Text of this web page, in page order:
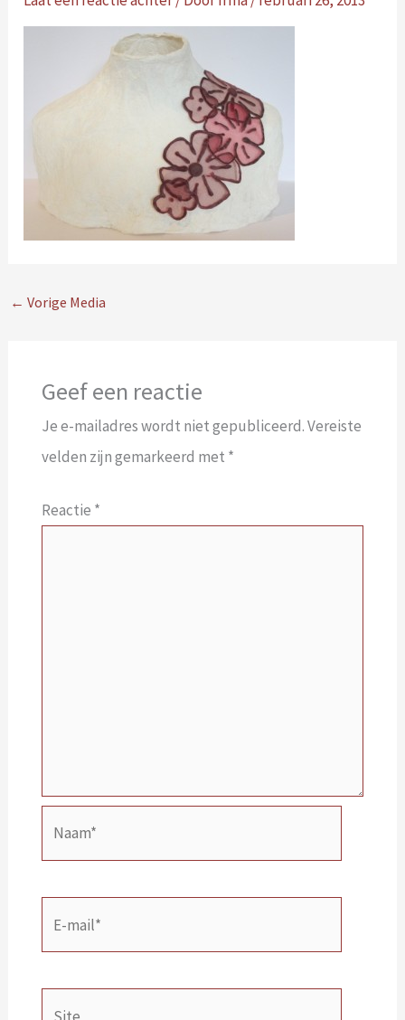
← Vorige Media
Geef een reactie
Je e-mailadres wordt niet gepubliceerd.Vereiste
velden zijn gemarkeerd met *
Reactie *